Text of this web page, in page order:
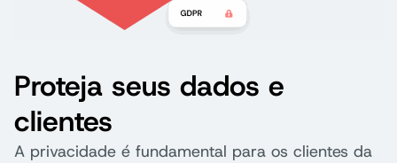
Proteja seus dados e
clientes
A privacidade é fundamental para os clientes da